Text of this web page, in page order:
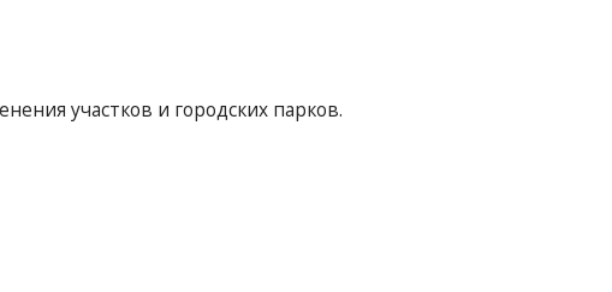
участков и городских парков.